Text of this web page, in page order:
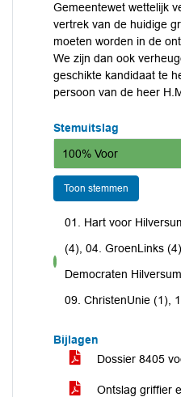
Gemeentewet wettelijk
vertrek van de huidige
moeten worden in de
We zijn dan ook
geschikte kandidaat te
persoon van de heer
Stemuitslag
100% Voor
Toon stemmen
voor
01. Hart voor
(4), 04. GroenLinks
Democraten
09. ChristenUnie (1),
Bijlagen
Dossier 8405
Ontslag griffier